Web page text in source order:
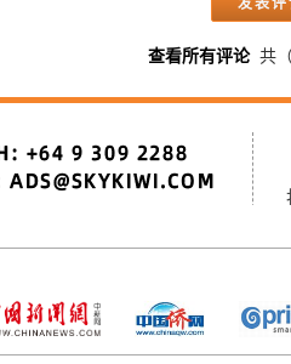
查看所有评论共（